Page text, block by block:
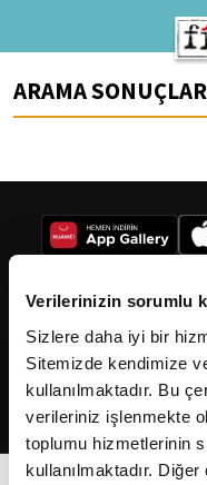
Verilerinizin sorumlu
Sizlere daha iyi bir
Sitemizde kendimize
kullanılmaktadır. Bu
verileriniz işlenmekte
toplumu hizmetlerinin
kullanılmaktadır.
ARAMA
2026Fikriyat. Tüm